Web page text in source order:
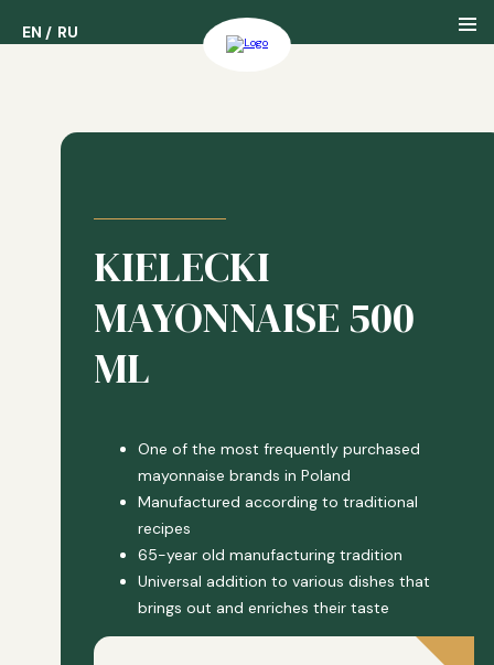
EN RU
EN RU
Nasza Historia
Nasze Nagrody
KIELECKI
MAYONNAISE 500
ML
One of the most frequently purchased
mayonnaise brands in Poland
Manufactured according to traditional
recipes
65-year old manufacturing tradition
Universal addition to various dishes that
brings out and enriches their taste